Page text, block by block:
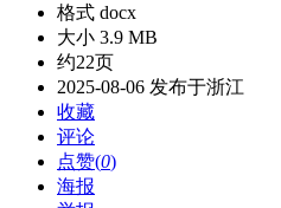
格式 docx
大小 3.9 MB
约22页
2025-08-06 发布于浙江
收藏
评论
点赞(0)
海报